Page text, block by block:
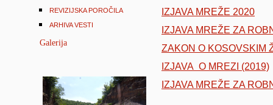
REVIZIJSKA POROČILA
ARHIVA VESTI
Galerija
IZJAVA MREŽE 2020
IZJAVA MREŽE ZA
ZAKON O KOSOVSKIM
IZJAVA O MREZI (2019)
IZJAVA MREŽE ZA